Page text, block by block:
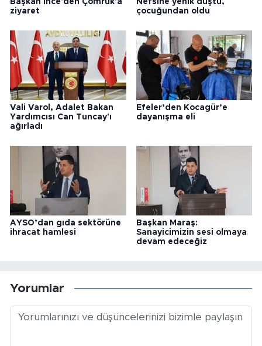
Başkan İnce'den Çomruk'a
ziyaret
Nefsine yenik düştü,
çocuğundan oldu
Vali Varol, Adalet Bakan
Yardımcısı Can Tuncay'ı
ağırladı
Efeler’den Kocagür’e
dayanışma eli
AYSO’dan gıda sektörüne
ihracat hamlesi
Başkan Maraş:
Sanayicimizin sesi olmaya
devam edeceğiz
Yorumlar